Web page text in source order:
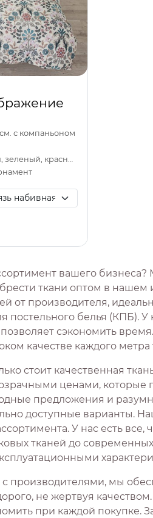
с компаньоном
вашего
ткани оптом в
от производителя,
постельного белья (КПБ). У
сэкономить
качестве каждого метра
стоит качественная
ценами, которые
предложения и
доступные варианты.
У нас есть
тканей до
производителями, мы
не жертвуя
при каждой покупке.